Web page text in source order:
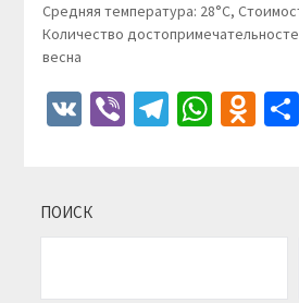
Средняя температура: 28°C,
Количество
весна
VKViberTelegram
ПОИСК